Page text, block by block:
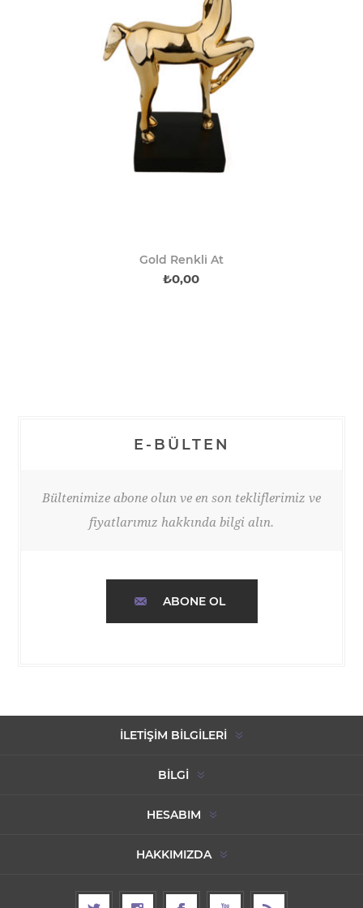
Gold Renkli At
₺0,00
E-BÜLTEN
Bültenimize abone olun ve en son tekliflerimiz ve
fiyatlarımız hakkında bilgi alın.
ABONE OL
İLETIŞIM BILGILERI
BILGI
HESABIM
HAKKIMIZDA